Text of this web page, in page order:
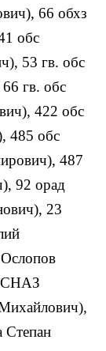
66 обхз
обс
53 гв. обс
гв. обс
422 обс
485 обс
487
92 орад
23
Степан